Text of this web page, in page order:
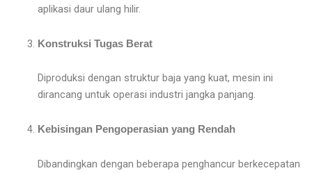
aplikasi daur ulang hilir.
Konstruksi Tugas Berat
Diproduksi dengan struktur baja yang kuat, mesin ini
dirancang untuk operasi industri jangka panjang.
Kebisingan Pengoperasian yang Rendah
Dibandingkan dengan beberapa penghancur berkecepatan